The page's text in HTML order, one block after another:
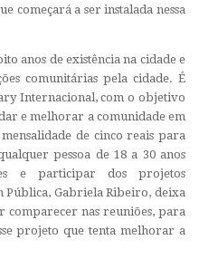
começará a ser instalada nessa
anos de existência na cidade e
comunitárias pela cidade. É
Internacional, com o objetivo
e melhorar a comunidade em
de cinco reais para
pessoa de 18 a 30 anos
e participar dos projetos
Gabriela Ribeiro, deixa
comparecer nas reuniões, para
projeto que tenta melhorar a